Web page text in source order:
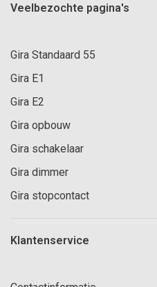
Veelbezochte pagina's
Gira Standaard 55
Gira E1
Gira E2
Gira opbouw
Gira schakelaar
Gira dimmer
Gira stopcontact
Klantenservice